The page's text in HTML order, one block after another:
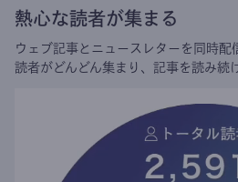
熱心な読者が集まる
ウェブ記事とニュースレターを同時配
読者がどんどん集まり、記事を読み続